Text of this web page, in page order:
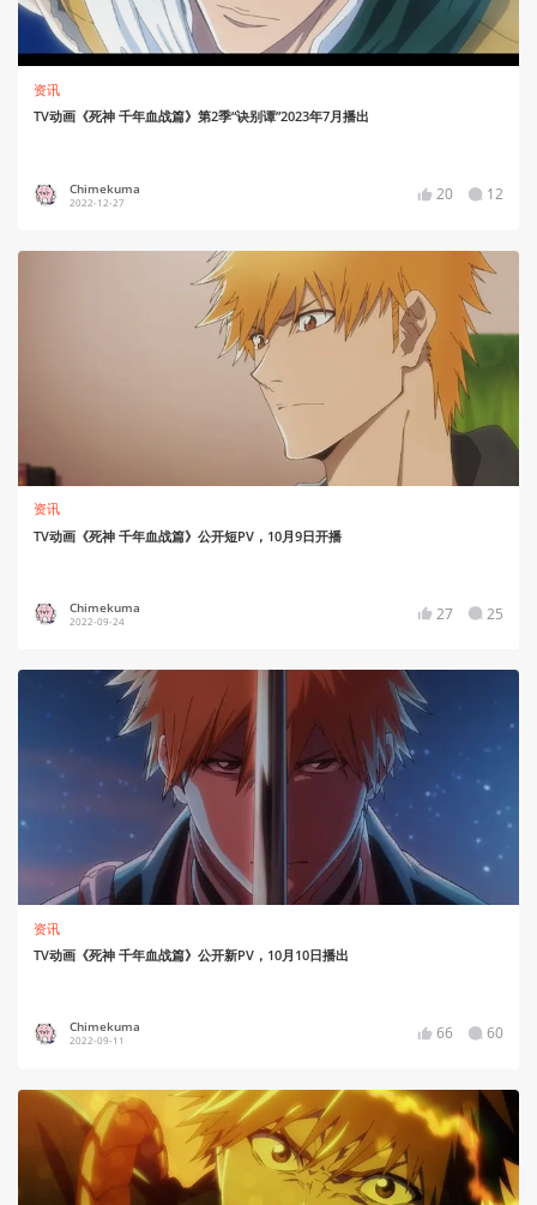
资讯
TV动画《死神 千年血战篇》第2季“诀别谭”2023年7月播出
Chimekuma
2022-12-27 20 12
资讯
TV动画《死神 千年血战篇》公开短PV，10月9日开播
Chimekuma
2022-09-24 27 25
资讯
TV动画《死神 千年血战篇》公开新PV，10月10日播出
Chimekuma
2022-09-11 66 60